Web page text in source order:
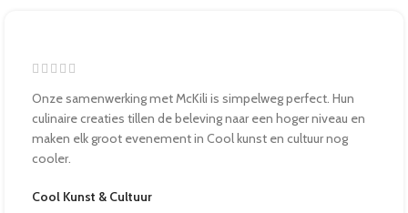
Onze samenwerking met McKili is simpelweg perfect. Hun
culinaire creaties tillen de beleving naar een hoger niveau en
maken elk groot evenement in Cool kunst en cultuur nog
cooler.
Cool Kunst & Cultuur